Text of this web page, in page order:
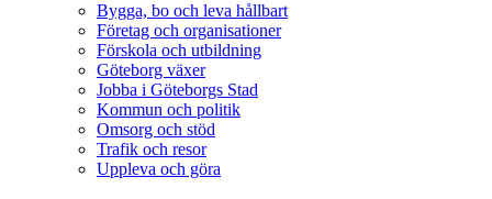
Bygga, bo och leva hållbart
Företag och organisationer
Förskola och utbildning
Göteborg växer
Jobba i Göteborgs Stad
Kommun och politik
Omsorg och stöd
Trafik och resor
Uppleva och göra